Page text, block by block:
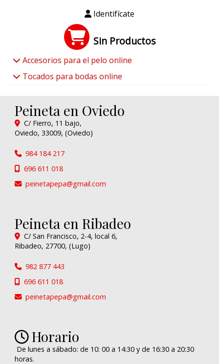
Identifícate
Sin Productos
Accesorios para el pelo online
Tocados para bodas online
Peineta en Oviedo
C/ Fierro, 11 bajo,
Oviedo, 33009, (Oviedo)
984 184 217
696 611 018
peinetapepa
gmail.com
Peineta en Ribadeo
C/ San Francisco, 2-4, local 6,
Ribadeo, 27700, (Lugo)
982 877 443
696 611 018
peinetapepa
gmail.com
Horario
De lunes a sábado: de 10: 00 a 14:30 y de 16:30 a 20:30
horas.